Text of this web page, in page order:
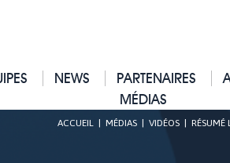
NEWS PARTENAIRES
MÉDIAS
ACCUEIL MÉDIAS VIDÉOS RÉSUMÉ